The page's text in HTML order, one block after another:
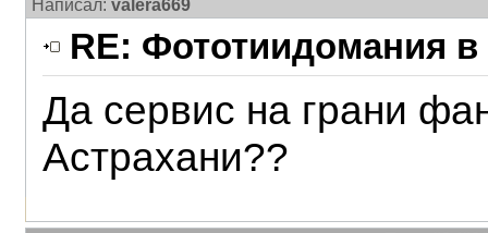
Написал: valera669
RE: Фототиидомания в
Да сервис на грани
Астрахани??